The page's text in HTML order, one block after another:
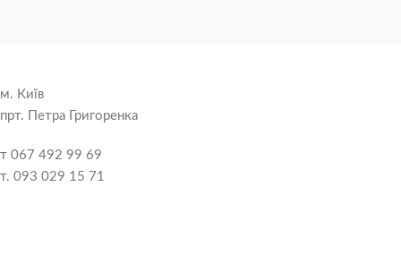
м. Київ
прт. Петра Григоренка
т 067 492 99 69
т. 093 029 15 71